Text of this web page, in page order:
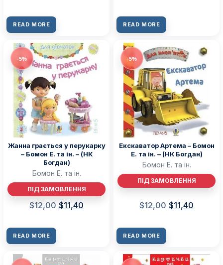
READ MORE READ MORE
-5%
Жанна грається у перукарку
– Бомон Е. та ін. – (НК
Богдан)
Бомон Е. та ін.
ПІД ЗАМОВЛЕННЯ
$12,00 $11,40
READ MORE
-5%
Екскаватор Артема – Бомон
Е. та ін. – (НК Богдан)
Бомон Е. та ін.
ПІД ЗАМОВЛЕННЯ
$12,00 $11,40
READ MORE